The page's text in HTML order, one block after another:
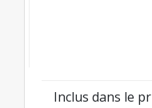
Inclus dans le